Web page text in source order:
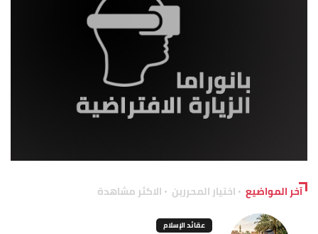
آخر المواضيع اختيار المحررين الاكثر مشاهدة
عقائد الإسلام